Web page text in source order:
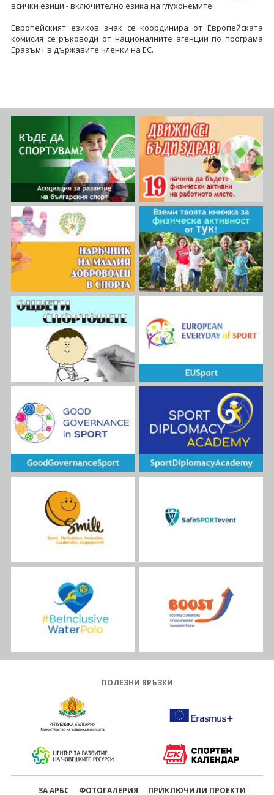
всички езици - включително езика на глухонемите.
Европейският езиков знак се координира от Европейската
комисия се ръководи от националните агенции по програма
Еразъм+ в държавите членки на ЕС.
ПОЛЕЗНИ ВРЪЗКИ
ЗА АРБС ФОТОГАЛЕРИЯ ПРИКЛЮЧИЛИ ПРОЕКТИ